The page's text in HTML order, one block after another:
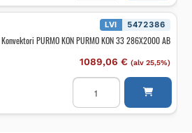
PURMO
KON
286X800
FE
LVI 5472386
Konvektori PURMO KON PURMO KON 33 286X2000 AB
1089,06 € (alv 25,5%)
Konvektori
PURMO
PURMO